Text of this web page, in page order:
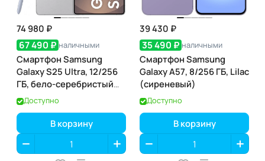
74 980 ₽
67 490 ₽ наличными
Смартфон Samsung
Galaxy S25 Ultra, 12/256
ГБ, бело-серебристый
титан
Доступно
В корзину
39 430 ₽
35 490 ₽ наличными
Смартфон Samsung
Galaxy A57, 8/256 ГБ, Lilac
(сиреневый)
Доступно
В корзину